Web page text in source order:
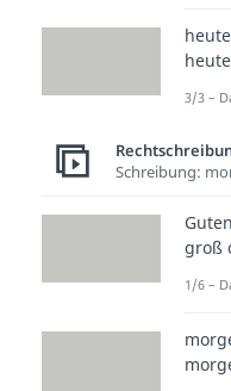
3/3 –
Schreibung:
groß
1/6 –